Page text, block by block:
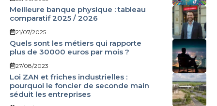
Meilleure banque physique : tableau
comparatif 2025 / 2026
21/07/2025
Quels sont les métiers qui rapporte
plus de 30000 euros par mois ?
27/08/2023
Loi ZAN et friches industrielles :
pourquoi le foncier de seconde main
séduit les entreprises